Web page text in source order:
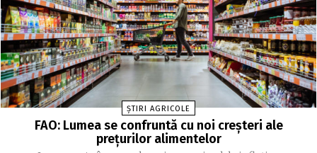
ȘTIRI AGRICOLE
FAO: Lumea se confruntă cu noi creşteri ale
preţurilor alimentelor